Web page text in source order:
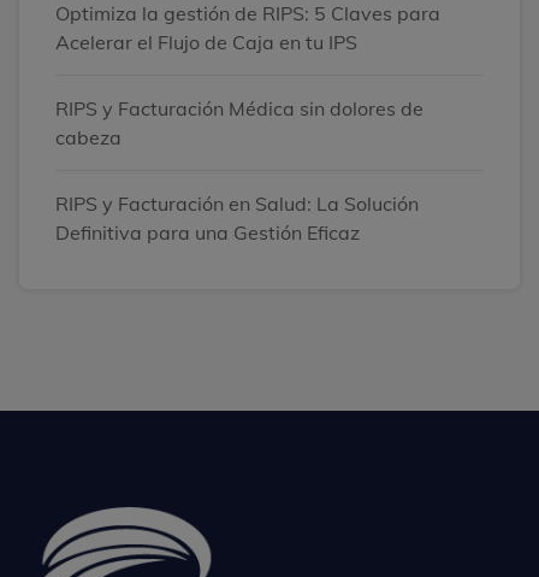
Optimiza la gestión de RIPS: 5 Claves para
Acelerar el Flujo de Caja en tu IPS
RIPS y Facturación Médica sin dolores de
cabeza
RIPS y Facturación en Salud: La Solución
Definitiva para una Gestión Eficaz